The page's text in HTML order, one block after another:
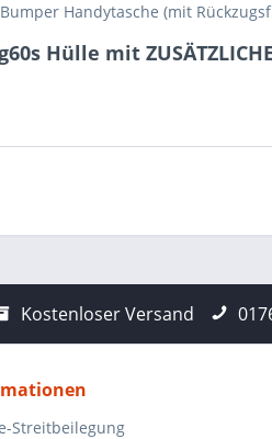
Handytasche (mit
Hülle mit
Kostenloser Versand
Streitbeilegung